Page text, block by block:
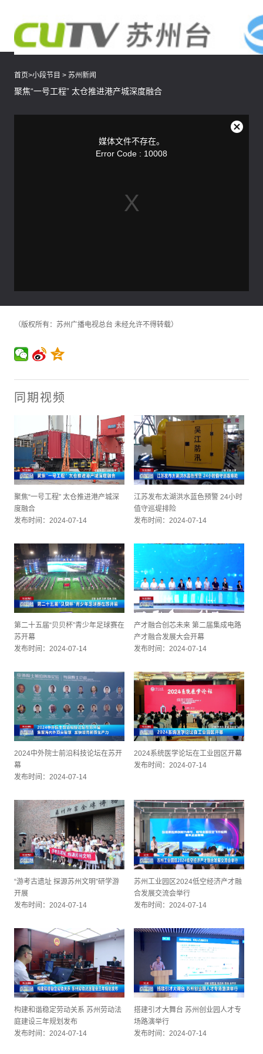
首页>小段节目 > 苏州新闻
聚焦“一号工程” 太仓推进港产城深度融合
媒体文件不存在。
Error Code : 10008
关
（版权所有：苏州广播电视总台 未经允许不得转载）
同期视频
聚焦“一号工程” 太仓推进港产城深
度融合
发布时间：2024-07-14
江苏发布太湖洪水蓝色预警 24小时
值守巡堤排险
发布时间：2024-07-14
第二十五届“贝贝杯”青少年足球赛在
苏开幕
发布时间：2024-07-14
产才融合创芯未来 第二届集成电路
产才融合发展大会开幕
发布时间：2024-07-14
2024中外院士前沿科技论坛在苏开
幕
发布时间：2024-07-14
2024系统医学论坛在工业园区开幕
发布时间：2024-07-14
“游考古遗址 探源苏州文明”研学游
开展
发布时间：2024-07-14
苏州工业园区2024低空经济产才融
合发展交流会举行
发布时间：2024-07-14
构建和谐稳定劳动关系 苏州劳动法
庭建设三年规划发布
发布时间：2024-07-14
搭建引才大舞台 苏州创业园人才专
场路演举行
发布时间：2024-07-14